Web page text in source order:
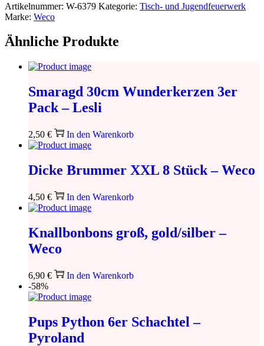
Artikelnummer: W-6379 Kategorie: Tisch- und Jugendfeuerwerk
Marke: Weco
Ähnliche Produkte
Smaragd 30cm Wunderkerzen 3er
Pack – Lesli
2,50 € In den Warenkorb
Dicke Brummer XXL 8 Stück – Weco
4,50 € In den Warenkorb
Knallbonbons groß, gold/silber –
Weco
6,90 €
In den Warenkorb
-58%
Pups Python 6er Schachtel –
Pyroland